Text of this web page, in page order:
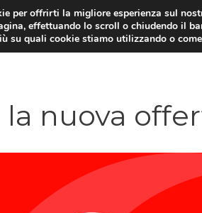
la nuova
per offrirti la migliore esperienza sul
effettuando lo scroll o chiudendo il
su quali cookie stiamo utilizzando o